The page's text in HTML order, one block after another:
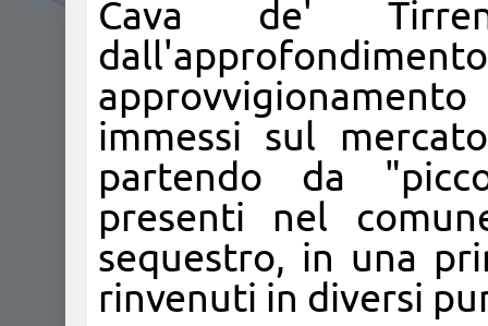
Cava de'
immessi sul
partendo da
presenti nel
sequestro, in una
rinvenuti in diversi